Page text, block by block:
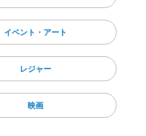
イベント・アート
レジャー
映画